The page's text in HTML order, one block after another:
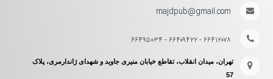
majdpub@gmail.com
۶۶۴۱۲۰۷۸ - ۶۶۴۰۹۴۲۲ - ۶۶۴۹۵۰۳۴
تهران، میدان انقلاب، تقاطع خیابان منیری جاوید و شهدای ژاندارمری، پلاک
57